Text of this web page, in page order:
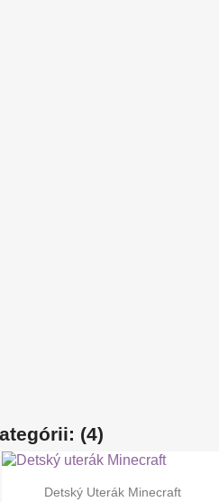
(4)
 Rýchly náhľad
Detský Uterák Minecraft